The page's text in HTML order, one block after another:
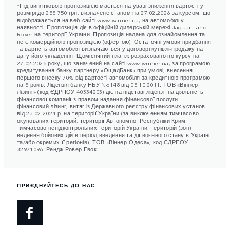
*Під винятковою пропозицією мається на увазі зниження вартості у
розмірі до 255 750 грн, визначене станом на 27.02.2026 за курсом, що
відображається на веб-сайтіwww.winner.ua, на автомобілі у
наявності. Пропозиція діє в офіційній дилерській мережі Jaguar Land
Rover на території України. Пропозиція надана для ознайомлення та
не є комерційною пропозицією (офертою). Остаточні умови придбання
та вартість автомобіля визначаються у договорі купівлі-продажу на
дату його укладення. Щомісячний платіж розраховано по курсу на
27.02.2026 року, що заначений на сайті www.winner.ua, за програмою
кредитування банку партнеру «ОщадБанк» при умові, внесення
першого внеску 70% від вартості автомобіля за кредитною програмою
на 5 років. Ліцензія банку НБУ No148 від 05.10.2011. ТОВ «Віннер
Лізинг» (код ЄДРПОУ 40334203) діє на підставі ліцензії на діяльність
фінансової компанії з правом надання фінансової послуги -
фінансовий лізинг, витяг із Державного реєстру фінансових установ
від 23.02.2024 р. на території України (за виключенням тимчасово
окупованих територій, території Автономної Республіки Крим,
тимчасово непідконтрольних територій України, територій (зон)
ведення бойових дій в період введення та дії воєнного стану в Україні
та/або окремих її регіонів). ТОВ «Віннер-Одеса», код ЄДРПОУ
32971096. Рендж Ровер Евок.
ПРИЄДНУЙТЕСЬ ДО НАС